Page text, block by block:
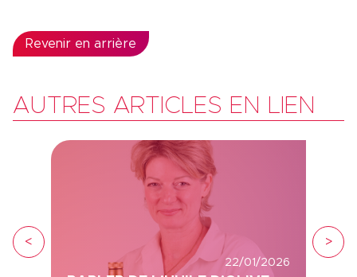
Revenir en arrière
AUTRES ARTICLES EN LIEN
22/01/2026
< >